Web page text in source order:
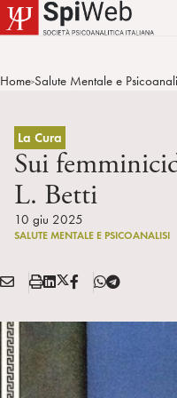
Home>Salute Mentale e
La Cura
Sui
L. Betti
10 giu 2025
SALUTE MENTALE E PSICOANALISI
Condividi:
E
A
S
a
m
p
a
L
n
k
e
d
X
T
w
F
T
l